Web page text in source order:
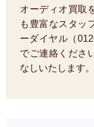
オーディオ買取
も豊富なスタッ
ーダイヤル（
でご連絡くださ
なしいたします。